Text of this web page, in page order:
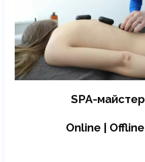
SPA-майстер
Online | Offline